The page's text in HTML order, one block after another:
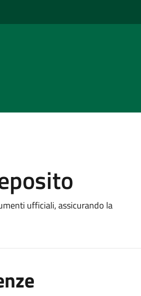
ufficiali, assicurando la